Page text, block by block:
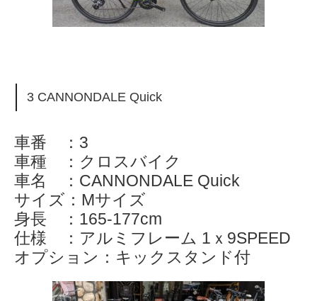
3 CANNONDALE Quick
車番 ：3
車種 ：クロスバイク
車名 ：CANNONDALE Quick
サイズ：Mサイズ
身長 ：165-177cm
仕様 ：アルミフレーム 1ｘ9SPEED
オプション：キックスタンド付